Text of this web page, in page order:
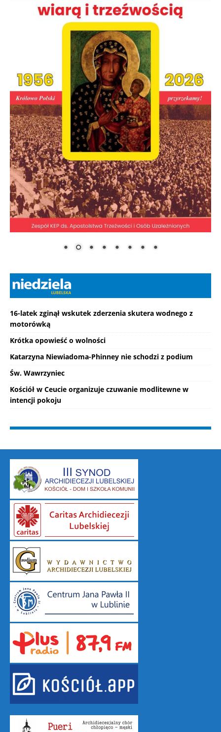
16-latek zginął wskutek zderzenia skutera wodnego z
motorówką
Krótka opowieść o wolności
Katarzyna Niewiadoma-Phinney nie schodzi z podium
Św. Wawrzyniec
Kościół w Ceucie organizuje czuwanie modlitewne w
intencji pokoju